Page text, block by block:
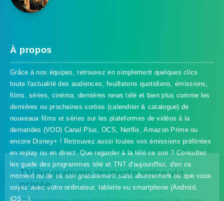
À propos
Grâce à nos équipes, retrouvez en simplement quelques clics
toute l'actualité des audiences, feuilletons quotidiens, émissions,
films, séries, cinéma, dernières news télé et bien plus comme les
dernières ou prochaines sorties (calendrier & catalogue) de
nouveaux films et séries sur les plateformes de vidéos à la
demandes (VOD) Canal Plus, OCS, Netflix, Amazon Prime ou
encore Disney+ ! Retrouvez aussi toutes vos émissions préférées
en replay ou en direct. Que regarder à la télé ce soir ? Consultez
les guide des programmes télé et TNT d'aujourd'hui, d'en ce
moment ou de ce soir gratuitement sans abonnement où que vous
soyez avec votre ordinateur, tablette ou smartphone (Android,
iOS...).
TVProgramme respecte votre vie
privée